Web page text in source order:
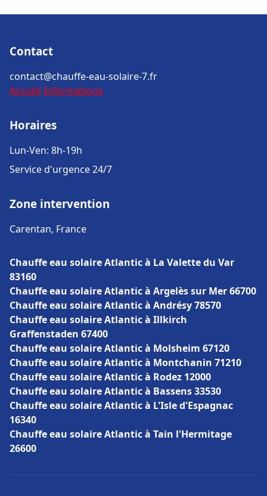
Contact
contact@chauffe-eau-solaire-7.fr
Accueil Informations
Horaires
Lun-Ven: 8h-19h
Service d'urgence 24/7
Zone intervention
Carentan, France
Chauffe eau solaire Atlantic à La Valette du Var
83160
Chauffe eau solaire Atlantic à Argelès sur Mer 66700
Chauffe eau solaire Atlantic à Andrésy 78570
Chauffe eau solaire Atlantic à Illkirch
Graffenstaden 67400
Chauffe eau solaire Atlantic à Molsheim 67120
Chauffe eau solaire Atlantic à Montchanin 71210
Chauffe eau solaire Atlantic à Rodez 12000
Chauffe eau solaire Atlantic à Bassens 33530
Chauffe eau solaire Atlantic à L'Isle d'Espagnac
16340
Chauffe eau solaire Atlantic à Tain l'Hermitage
26600